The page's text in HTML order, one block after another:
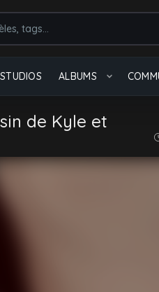
STUDIOS ALBUMS
Arabe
Tout voir
de Kyle et